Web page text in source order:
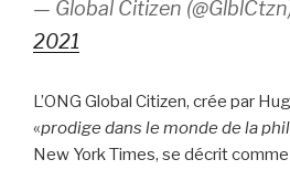
— Global Citizen
2021
L’ONG Global Citizen, crée par
«prodige dans le monde de la
New York Times, se décrit comme